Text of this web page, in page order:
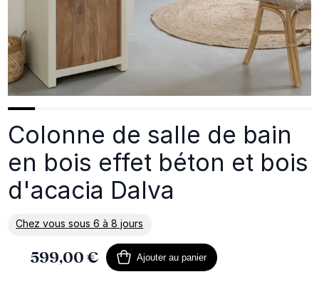
Colonne de salle de bain
en bois effet béton et bois
d'acacia Dalva
Chez vous sous 6 à 8 jours
En savoir plus sur la livraison
599,00 € Ajouter au panier